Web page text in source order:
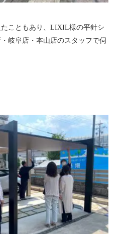
こともあり、LIXIL様の平針シ
岐阜店・本山店のスタッフで伺